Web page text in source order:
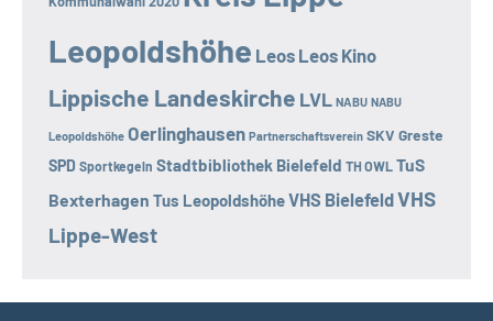
Leopoldshöhe Leos Leos Kino
Lippische Landeskirche LVL NABU NABU
Leopoldshöhe Oerlinghausen Partnerschaftsverein SKV Greste
SPD Sportkegeln Stadtbibliothek Bielefeld TH OWL TuS
Bexterhagen Tus LeopoldshöheVHS BielefeldVHS
Lippe-West